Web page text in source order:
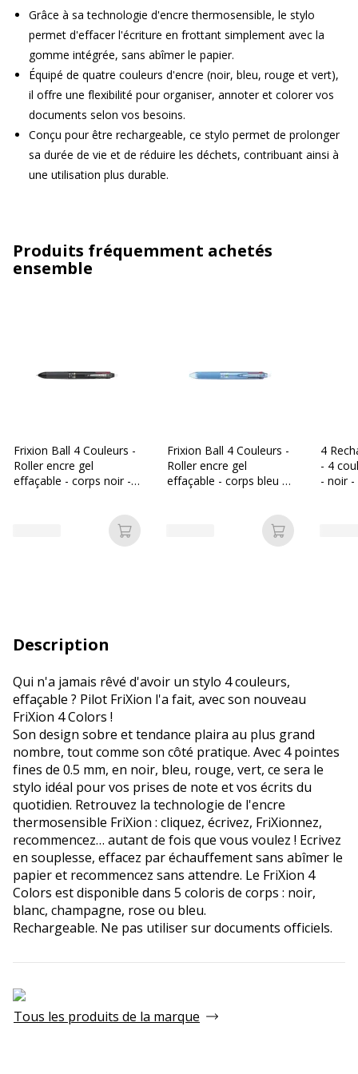
Grâce à sa technologie d'encre thermosensible, le stylo
permet d'effacer l'écriture en frottant simplement avec la
gomme intégrée, sans abîmer le papier.
Équipé de quatre couleurs d'encre (noir, bleu, rouge et vert),
il offre une flexibilité pour organiser, annoter et colorer vos
documents selon vos besoins.
Conçu pour être rechargeable, ce stylo permet de prolonger
sa durée de vie et de réduire les déchets, contribuant ainsi à
une utilisation plus durable.
Produits fréquemment achetés
ensemble
Frixion Ball 4 Couleurs -
Roller encre gel
effaçable - corps noir -
Ajouter au panier
Frixion Ball 4 Couleurs -
Roller encre gel
effaçable - corps bleu -
Ajouter au
4
- 4
- noir
Description
Qui n'a jamais rêvé d'avoir un stylo 4 couleurs,
effaçable ? Pilot FriXion l'a fait, avec son nouveau
FriXion 4 Colors !
Son design sobre et tendance plaira au plus grand
nombre, tout comme son côté pratique. Avec 4 pointes
fines de 0.5 mm, en noir, bleu, rouge, vert, ce sera le
stylo idéal pour vos prises de note et vos écrits du
quotidien. Retrouvez la technologie de l'encre
thermosensible FriXion : cliquez, écrivez, FriXionnez,
recommencez… autant de fois que vous voulez ! Ecrivez
en souplesse, effacez par échauffement sans abîmer le
papier et recommencez sans attendre. Le FriXion 4
Colors est disponible dans 5 coloris de corps : noir,
blanc, champagne, rose ou bleu.
Rechargeable. Ne pas utiliser sur documents officiels.
Tous les produits de la marque